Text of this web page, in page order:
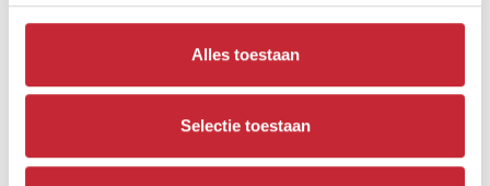
Alles toestaan
Selectie toestaan
FIE.D2 + FIE.OPH2.G